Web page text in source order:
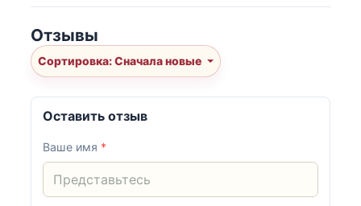
Отзывы
Сортировка: Сначала новые
Оставить отзыв
Ваше имя *